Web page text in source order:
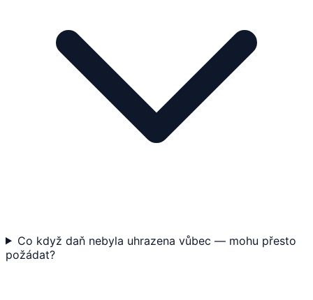
Co když daň nebyla uhrazena vůbec — mohu přesto
požádat?